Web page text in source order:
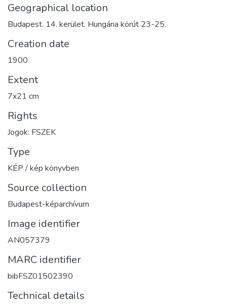
Geographical location
Budapest. 14. kerület. Hungária körút 23-25.
Creation date
1900
Extent
7x21 cm
Rights
Jogok: FSZEK
Type
KÉP / kép könyvben
Source collection
Budapest-képarchívum
Image identifier
AN057379
MARC identifier
bibFSZ01502390
Technical details